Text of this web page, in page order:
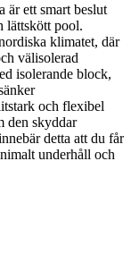
är ett smart beslut
lättskött pool.
klimatet, där
välisolerad
isolerande block,
och flexibel
den skyddar
detta att du får
underhåll och